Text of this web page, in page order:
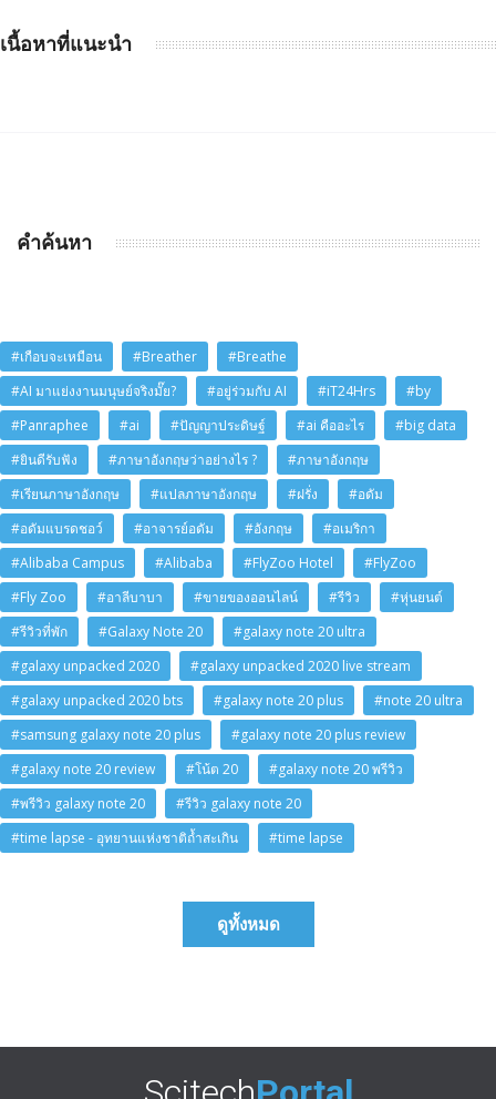
เนื้อหาที่แนะนำ
คำค้นหา
#เกือบจะเหมือน #Breather
#Breathe
#AI มาแย่งงานมนุษย์จริงมั๊ย?
#อยู่ร่วมกับ AI #iT24Hrs
#by
#Panraphee
#ai #ปัญญาประดิษฐ์ #ai คืออะไร
#big data
#ยินดีรับฟัง
#ภาษาอังกฤษว่าอย่างไร ?
#ภาษาอังกฤษ
#เรียนภาษาอังกฤษ
#แปลภาษาอังกฤษ #ฝรั่ง
#อดัม
#อดัมแบรดชอว์
#อาจารย์อดัม #อังกฤษ
#อเมริกา
#Alibaba Campus
#Alibaba #FlyZoo Hotel
#FlyZoo
#Fly Zoo
#อาลีบาบา #ขายของออนไลน์ #รีวิว
#หุ่นยนต์
#รีวิวที่พัก
#Galaxy Note 20
#galaxy note 20 ultra
#galaxy unpacked 2020
#galaxy unpacked 2020 live stream
#galaxy unpacked 2020 bts
#galaxy note 20 plus
#note 20 ultra
#samsung galaxy note 20 plus
#galaxy note 20 plus review
#galaxy note 20 review
#โน้ต 20
#galaxy note 20 พรีวิว
#พรีวิว galaxy note 20
#รีวิว galaxy note 20
#time lapse - อุทยานแห่งชาติถ้ำสะเกิน
#time lapse
ดูทั้งหมด